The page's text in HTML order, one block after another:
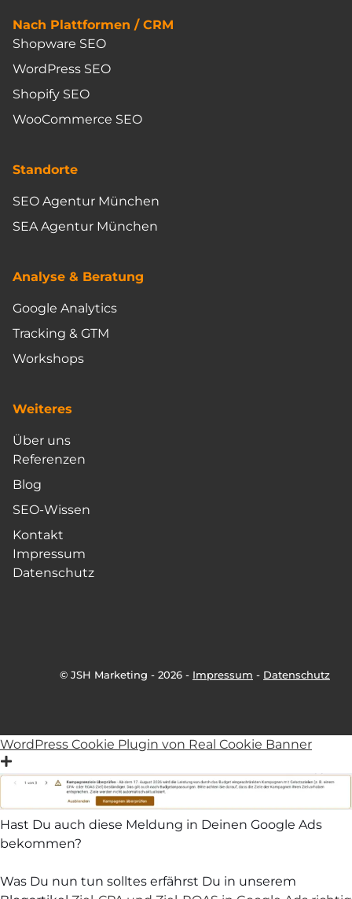
Nach Plattformen / CRM
Shopware SEO
WordPress SEO
Shopify SEO
WooCommerce SEO
Standorte
SEO Agentur München
SEA Agentur München
Analyse & Beratung
Google Analytics
Tracking & GTM
Workshops
Weiteres
Über uns
Referenzen
Blog
SEO-Wissen
Kontakt
Impressum
Datenschutz
© JSH Marketing - 2026 - Impressum - Datenschutz
WordPress Cookie Plugin von Real Cookie Banner
Hast Du auch diese Meldung in Deinen Google Ads
bekommen?
Was Du nun tun solltes erfährst Du in unserem